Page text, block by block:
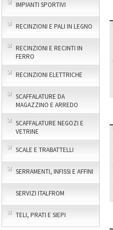
IMPIANTI SPORTIVI
RECINZIONI E PALI IN LEGNO
RECINZIONI E RECINTI IN
FERRO
RECINZIONI ELETTRICHE
SCAFFALATURE DA
MAGAZZINO E ARREDO
SCAFFALATURE NEGOZI E
VETRINE
SCALE E TRABATTELLI
SERRAMENTI, INFISSI E AFFINI
SERVIZI ITALFROM
TELI, PRATI E SIEPI